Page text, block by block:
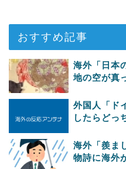
おすすめ記事
海外「日本
地の空が真
外国人「ド
したらどっ
海外「羨ま
物詩に海外